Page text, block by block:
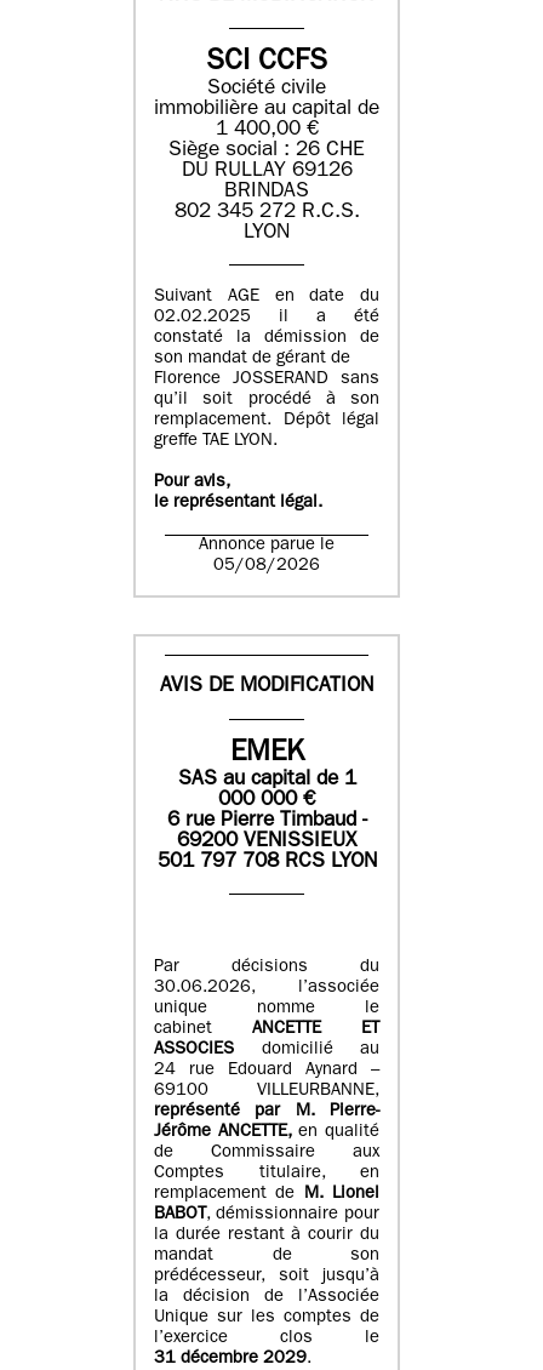
SCI CCFS
Société civile
immobilière au capital de
1 400,00 €
Siège social : 26 CHE
DU RULLAY 69126
BRINDAS
802 345 272 R.C.S.
LYON
Suivant AGE en date du
02.02.2025 il a été
constaté la démission de
son mandat de gérant de
Florence JOSSERAND sans
qu’il soit procédé à son
remplacement. Dépôt légal
greffe TAE LYON.
Pour avis,
le représentant légal.
Annonce parue le
05/08/2026
AVIS DE MODIFICATION
EMEK
SASau capital de 1
000 000€
6 rue Pierre Timbaud -
69200 VENISSIEUX
501 797 708 RCS LYON
Par décisions du
30.06.2026, l’associée
unique nomme le
cabinet ANCETTE ET
ASSOCIES
domicilié au
24 rue Edouard Aynard –
69100 VILLEURBANNE,
représenté par M.Pierre-
Jérôme ANCETTE, en qualité
de Commissaire aux
Comptes titulaire, en
remplacement de M.Lionel
BABOT, démissionnaire pour
la durée restant à courir du
mandat de son
prédécesseur, soit jusqu’à
la décision de l’Associée
Unique sur les comptes de
l’exercice clos le
31 décembre 2029.